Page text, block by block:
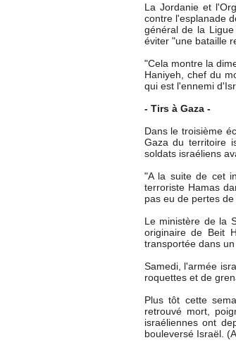
La Jordanie et
contre l'esplanade
général de la
éviter "une bataille
"Cela montre la
Haniyeh, chef du
qui est l'ennemi
- Tirs à Gaza -
Dans le troisième
Gaza du territoire
soldats israéliens
"A la suite de cet
terroriste Hamas
pas eu de pertes de
Le ministère de la
originaire de Beit
transportée dans un
Samedi, l'armée
roquettes et de
Plus tôt cette
retrouvé mort,
israéliennes ont
bouleversé Israël.